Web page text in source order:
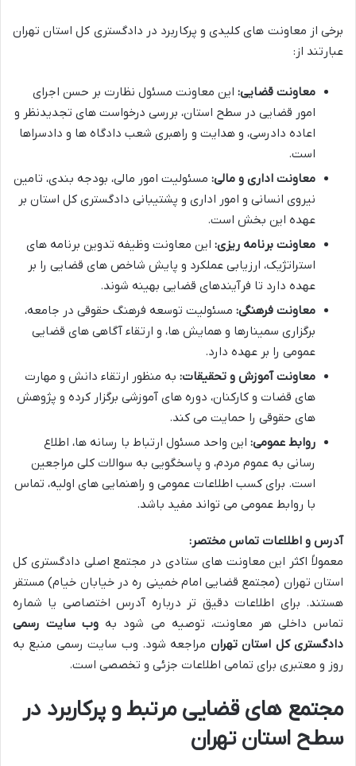
برخی از معاونت های کلیدی و پرکاربرد در دادگستری کل استان تهران
عبارتند از:
معاونت قضایی: این معاونت مسئول نظارت بر حسن اجرای
امور قضایی در سطح استان، بررسی درخواست های تجدیدنظر و
اعاده دادرسی، و هدایت و راهبری شعب دادگاه ها و دادسراها
است.
معاونت اداری و مالی: مسئولیت امور مالی، بودجه بندی، تامین
نیروی انسانی و امور اداری و پشتیبانی دادگستری کل استان بر
عهده این بخش است.
معاونت برنامه ریزی: این معاونت وظیفه تدوین برنامه های
استراتژیک، ارزیابی عملکرد و پایش شاخص های قضایی را بر
عهده دارد تا فرآیندهای قضایی بهینه شوند.
معاونت فرهنگی: مسئولیت توسعه فرهنگ حقوقی در جامعه،
برگزاری سمینارها و همایش ها، و ارتقاء آگاهی های قضایی
عمومی را بر عهده دارد.
معاونت آموزش و تحقیقات: به منظور ارتقاء دانش و مهارت
های قضات و کارکنان، دوره های آموزشی برگزار کرده و پژوهش
های حقوقی را حمایت می کند.
روابط عمومی: این واحد مسئول ارتباط با رسانه ها، اطلاع
رسانی به عموم مردم، و پاسخگویی به سوالات کلی مراجعین
است. برای کسب اطلاعات عمومی و راهنمایی های اولیه، تماس
با روابط عمومی می تواند مفید باشد.
آدرس و اطلاعات تماس مختصر:
معمولاً اکثر این معاونت های ستادی در مجتمع اصلی دادگستری کل
استان تهران (مجتمع قضایی امام خمینی ره در خیابان خیام) مستقر
هستند. برای اطلاعات دقیق تر درباره آدرس اختصاصی یا شماره
تماس داخلی هر معاونت، توصیه می شود به وب سایت رسمی
دادگستری کل استان تهران مراجعه شود. وب سایت رسمی منبع به
روز و معتبری برای تمامی اطلاعات جزئی و تخصصی است.
مجتمع های قضایی مرتبط و پرکاربرد در
سطح استان تهران